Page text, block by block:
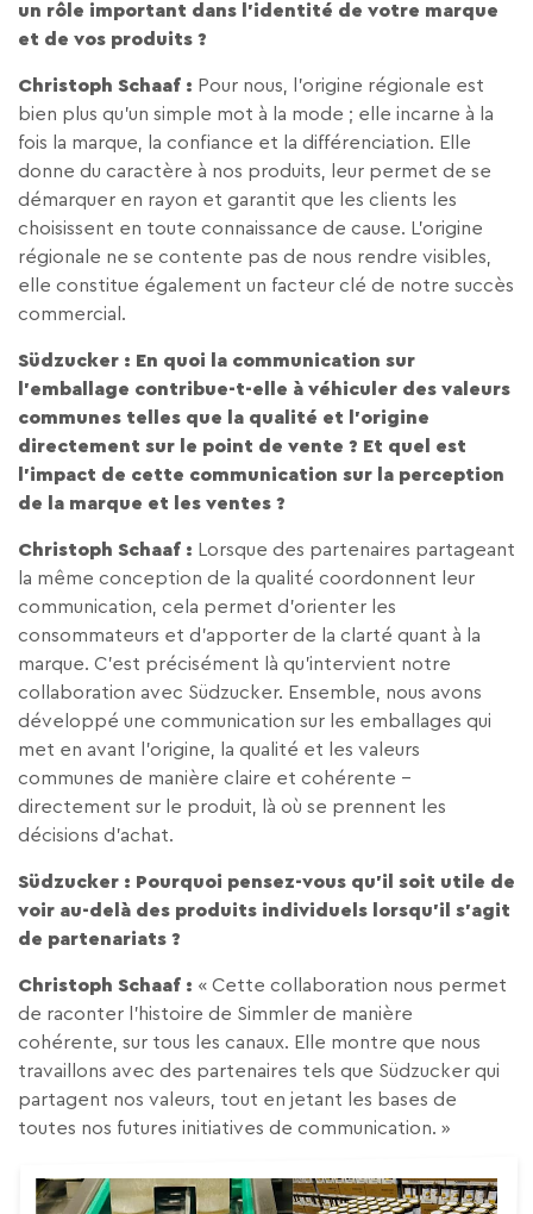
un rôle important dans l’identité de votre marque
et de vos produits ?
Christoph Schaaf : Pour nous, l’origine régionale est
bien plus qu’un simple mot à la mode ; elle incarne à la
fois la marque, la confiance et la différenciation. Elle
donne du caractère à nos produits, leur permet de se
démarquer en rayon et garantit que les clients les
choisissent en toute connaissance de cause. L’origine
régionale ne se contente pas de nous rendre visibles,
elle constitue également un facteur clé de notre succès
commercial.
Südzucker : En quoi la communication sur
l’emballage contribue-t-elle à véhiculer des valeurs
communes telles que la qualité et l’origine
directement sur le point de vente ? Et quel est
l’impact de cette communication sur la perception
de la marque et les ventes ?
Christoph Schaaf : Lorsque des partenaires partageant
la même conception de la qualité coordonnent leur
communication, cela permet d’orienter les
consommateurs et d’apporter de la clarté quant à la
marque. C’est précisément là qu’intervient notre
collaboration avec Südzucker. Ensemble, nous avons
développé une communication sur les emballages qui
met en avant l’origine, la qualité et les valeurs
communes de manière claire et cohérente –
directement sur le produit, là où se prennent les
décisions d’achat.
Südzucker : Pourquoi pensez-vous qu’il soit utile de
voir au-delà des produits individuels lorsqu’il s’agit
de partenariats ?
Christoph Schaaf : « Cette collaboration nous permet
de raconter l’histoire de Simmler de manière
cohérente, sur tous les canaux. Elle montre que nous
travaillons avec des partenaires tels que Südzucker qui
partagent nos valeurs, tout en jetant les bases de
toutes nos futures initiatives de communication. »